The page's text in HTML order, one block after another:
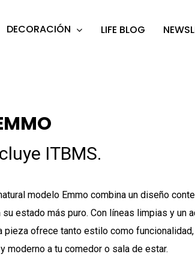
DECORACIÓN LIFE BLOG
ITBMS.
modelo Emmo combina un diseño
estado más puro. Con líneas limpias y un
pieza ofrece tanto estilo como
moderno a tu comedor o sala de estar.